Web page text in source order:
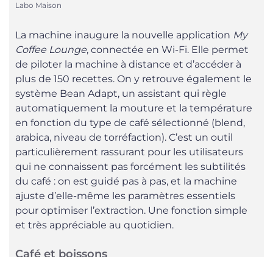
Labo Maison
La machine inaugure la nouvelle application My
Coffee Lounge, connectée en Wi-Fi. Elle permet
de piloter la machine à distance et d’accéder à
plus de 150 recettes. On y retrouve également le
système Bean Adapt, un assistant qui règle
automatiquement la mouture et la température
en fonction du type de café sélectionné (blend,
arabica, niveau de torréfaction). C’est un outil
particulièrement rassurant pour les utilisateurs
qui ne connaissent pas forcément les subtilités
du café : on est guidé pas à pas, et la machine
ajuste d’elle-même les paramètres essentiels
pour optimiser l’extraction. Une fonction simple
et très appréciable au quotidien.
Café et boissons